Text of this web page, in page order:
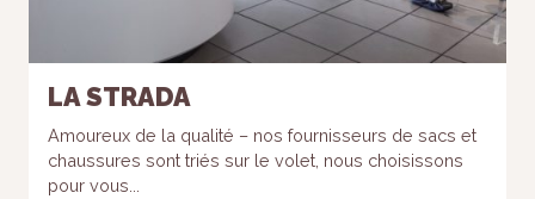
LA STRADA
Amoureux de la qualité – nos fournisseurs de sacs et
chaussures sont triés sur le volet, nous choisissons
pour vous...